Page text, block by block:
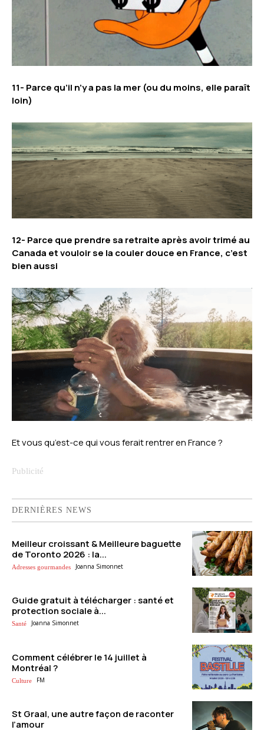
11- Parce qu’il n’y a pas la mer (ou du moins, elle paraît
loin)
12- Parce que prendre sa retraite après avoir trimé au
Canada et vouloir se la couler douce en France, c’est
bien aussi
Et vous qu’est-ce qui vous ferait rentrer en France ?
DERNIÈRES NEWS
Meilleur croissant & Meilleure baguette
de Toronto 2026 : la...
Adresses gourmandes Joanna Simonnet
Guide gratuit à télécharger : santé et
protection sociale à...
Santé Joanna Simonnet
Comment célébrer le 14 juillet à
Montréal ?
Culture FM
St Graal, une autre façon de raconter
l’amour